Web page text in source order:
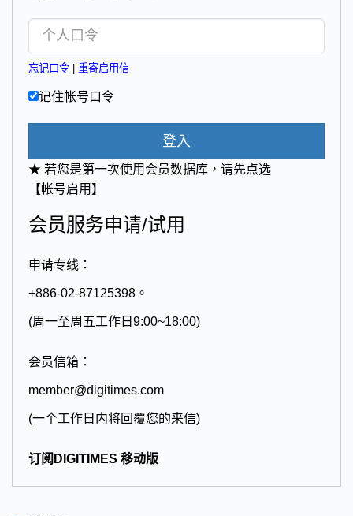
忘记口令 重寄启用信
记住帐号口令
登入
★ 若您是第一次使用会员数据库，请先点选
【帐号启用】
会员服务申请/试用
申请专线：
+886-02-87125398。
(周一至周五工作日9:00~18:00)
会员信箱：
member@digitimes.com
(一个工作日内将回覆您的来信)
订阅DIGITIMES 移动版